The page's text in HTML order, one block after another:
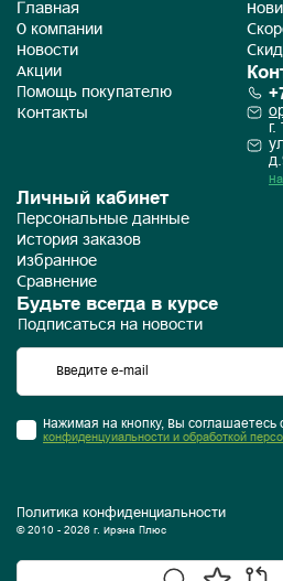
Главная
О компании
Новости
Акции
Помощь покупателю
Контакты
г.
Личный кабинет
Персональные данные
История заказов
Избранное
Сравнение
Будьте всегда в курсе
Подписаться на новости
Нажимая на кнопку, Вы соглашаетесь
конфиденцуиальности и обработкой
Политика конфиденциальности
© 2010 - 2026 г. Ирэна Плюс